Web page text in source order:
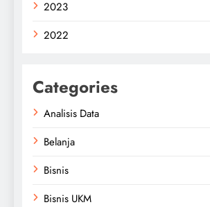
2023
2022
Categories
Analisis Data
Belanja
Bisnis
Bisnis UKM